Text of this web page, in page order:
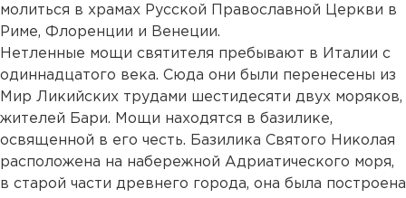
молиться в храмах Русской Православной Церкви в
Риме, Флоренции и Венеции.
Нетленные мощи святителя пребывают в Италии с
одиннадцатого века. Сюда они были перенесены из
Мир Ликийских трудами шестидесяти двух моряков,
жителей Бари. Мощи находятся в базилике,
освященной в его честь. Базилика Святого Николая
расположена на набережной Адриатического моря,
в старой части древнего города, она была построена